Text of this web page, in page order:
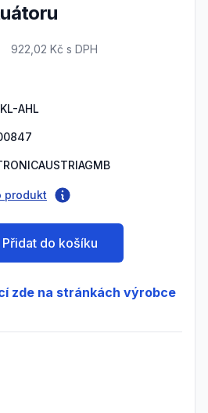
Cena s DPH
922,02 Kč s DPH
AHL
produkt
Přidat do košíku
zde na stránkách výrobce